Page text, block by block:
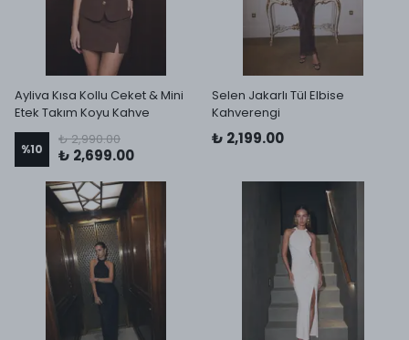
Ayliva Kısa Kollu Ceket & Mini
Etek Takım Koyu Kahve
%10
₺ 2,990.00
₺ 2,699.00
Selen Jakarlı Tül Elbise
Kahverengi
₺ 2,199.00